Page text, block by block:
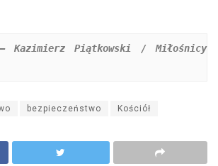
– Kazimierz Piątkowski / Miłośnicy
bezpieczeństwo Kościół